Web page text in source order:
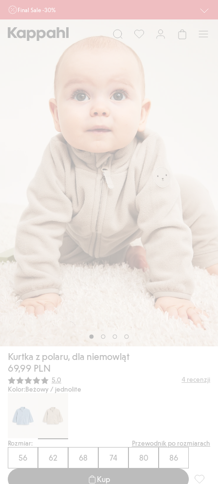
Final Sale -30%
działu outlet do 10.8 w sklepach Kappahl i Newbie oraz na kappahl.com. Ofert
nie łączymy
Mężczyzna
Kurtka z polaru, dla niemowląt
69,99 PLN
Średnia ocena:
5.0 4 recenzji
Kolor:Beżowy / jednolite
Rozmiar: Przewodnik po rozmiarach
56 62 68 74 80 86
Kup